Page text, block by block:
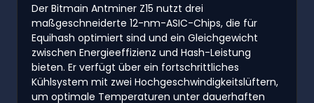
Der Bitmain Antminer Z15 nutzt drei
maßgeschneiderte 12-nm-ASIC-Chips, die für
Equihash optimiert sind und ein Gleichgewicht
zwischen Energieeffizienz und Hash-Leistung
bieten. Er verfügt über ein fortschrittliches
Kühlsystem mit zwei Hochgeschwindigkeitslüftern,
um optimale Temperaturen unter dauerhaften